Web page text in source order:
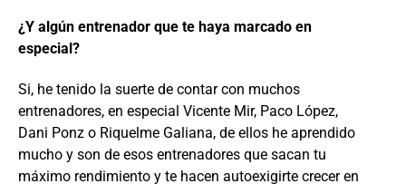
¿Y algún entrenador que te haya marcado en
especial?
Si, he tenido la suerte de contar con muchos
entrenadores, en especial Vicente Mir, Paco López,
Dani Ponz o Riquelme Galiana, de ellos he aprendido
mucho y son de esos entrenadores que sacan tu
máximo rendimiento y te hacen autoexigirte crecer en